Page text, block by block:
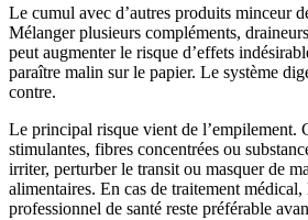
Le cumul avec d’autres produits minceur
Mélanger plusieurs compléments,
peut augmenter le risque d’effets
paraître malin sur le papier. Le système
contre.
Le principal risque vient de l’empilement.
stimulantes, fibres concentrées ou
irriter, perturber le transit ou masquer de
alimentaires. En cas de traitement médical,
professionnel de santé reste préférable